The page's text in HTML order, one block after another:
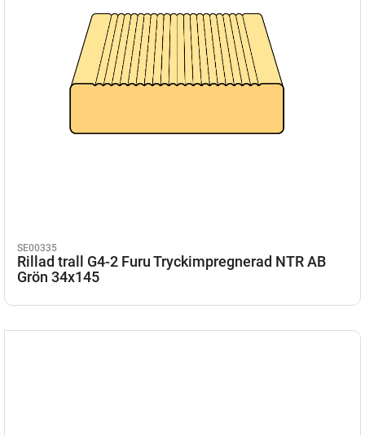
SE00335
Rillad trall G4-2 Furu Tryckimpregnerad NTR AB
Grön 34x145